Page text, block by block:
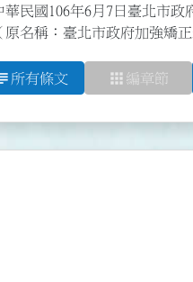
華民國106年6月7日臺北市政
原名稱：臺北市政府加強矯
所有條文 apps 編章節